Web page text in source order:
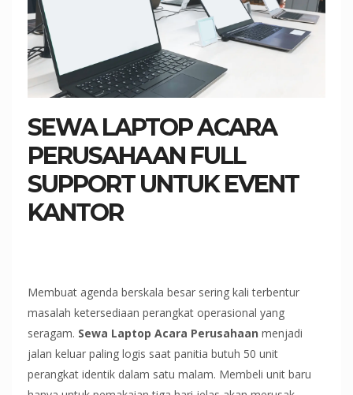
SEWA LAPTOP ACARA
PERUSAHAAN FULL
SUPPORT UNTUK EVENT
KANTOR
Membuat agenda berskala besar sering kali terbentur
masalah ketersediaan perangkat operasional yang
seragam. Sewa Laptop Acara Perusahaan menjadi
jalan keluar paling logis saat panitia butuh 50 unit
perangkat identik dalam satu malam. Membeli unit baru